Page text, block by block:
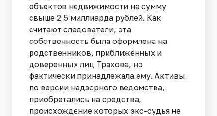
объектов недвижимости на сумму
свыше 2,5 миллиарда рублей. Как
считают следователи, эта
собственность была оформлена на
родственников, приближённых и
доверенных лиц Трахова, но
фактически принадлежала ему. Активы,
по версии надзорного ведомства,
приобретались на средства,
происхождение которых экс-судья не